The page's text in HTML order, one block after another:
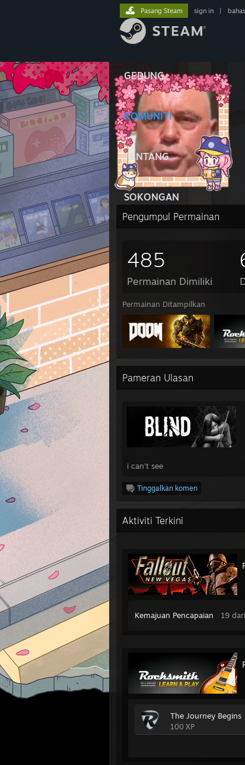
GEDUNG
KOMUNITI
TENTANG
SOKONGAN
Pasang Steam sign in
Pengumpul Permainan
485
Permainan Dimiliki
Permainan Ditampilkan
Pameran Ulasan
i can't see
Tinggalkan komen
Aktiviti Terkini
Kemajuan Pencapaian 19
The Journey Begins
100 XP